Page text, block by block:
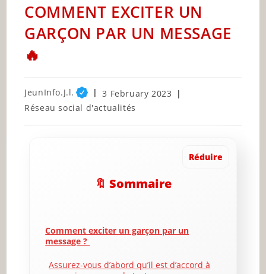
COMMENT EXCITER UN
GARÇON PAR UN MESSAGE
🔥
Post
author:
JeunInfo.J.l.
Post
published:
3 February 2023
Post
Réseau social d'actualités
Réduire
🔖 Sommaire
Comment exciter un garçon par un
message ?
Assurez-vous d’abord qu’il est d’accord à